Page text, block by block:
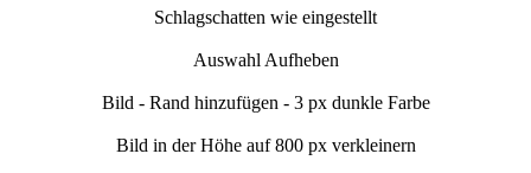
Schlagschatten wie eingestellt
Auswahl Aufheben
Bild - Rand hinzufügen - 3 px dunkle Farbe
Bild in der Höhe auf 800 px verkleinern